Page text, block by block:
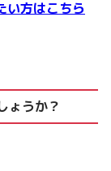
い方はこちら
ょうか？